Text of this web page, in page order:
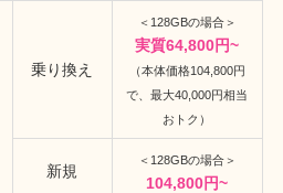
乗り換え
＜128GBの場合＞
実質64,800円~
（本体価格104,800円
で、最大40,000円相当
おトク）
新規
＜128GBの場合＞
104,800円~